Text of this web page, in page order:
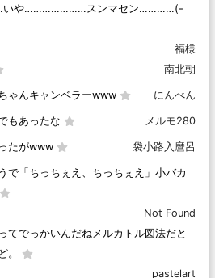
いや…………………スンマセン…………(-
福様
南北朝
ゃんキャンベラーwww にんべん
もあったな メルモ280
たがwww 袋小路入麿呂
で「ちっちぇえ、ちっちぇえ」小バカ
Not Found
てでっかいんだねメルカトル図法だと
。
pastelart